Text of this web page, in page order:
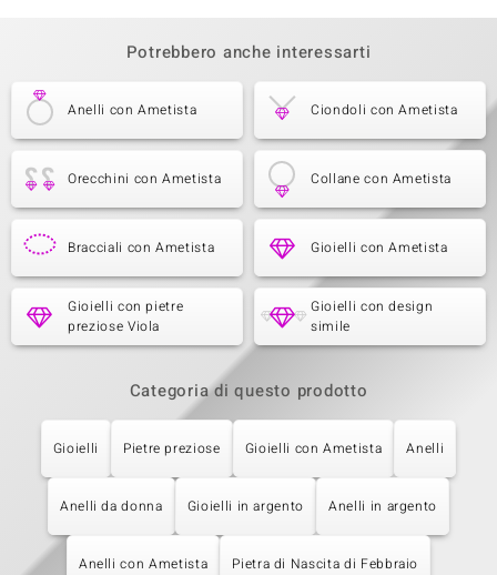
Potrebbero anche interessarti
Anelli con Ametista Ciondoli con Ametista
Orecchini con Ametista Collane con Ametista
Bracciali con Ametista Gioielli con Ametista
Gioielli con pietre
preziose Viola
Gioielli con design
simile
Categoria di questo prodotto
Gioielli Pietre preziose Gioielli con Ametista Anelli
Anelli da donna Gioielli in argento Anelli in argento
Anelli con Ametista Pietra di Nascita di Febbraio